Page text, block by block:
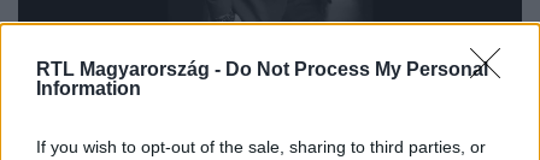
RTL Magyarország - Do Not Process My Personal
Information
If you wish to opt-out of the sale, sharing to third parties, or
2024. november 9. 13:33